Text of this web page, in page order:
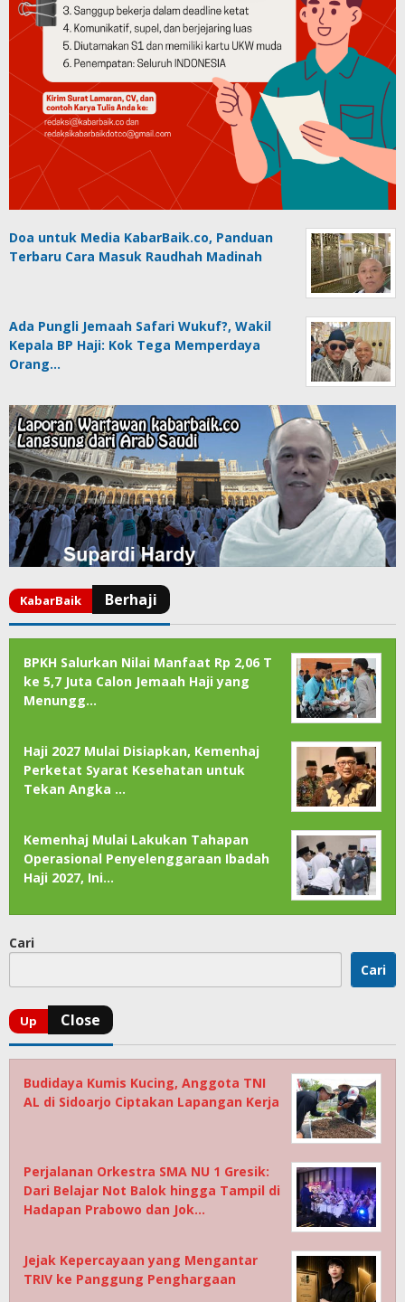
Doa untuk Media KabarBaik.co, Panduan
Terbaru Cara Masuk Raudhah Madinah
Ada Pungli Jemaah Safari Wukuf?, Wakil
Kepala BP Haji: Kok Tega Memperdaya
Orang…
BPKH Salurkan Nilai Manfaat Rp 2,06 T
ke 5,7 Juta Calon Jemaah Haji yang
Menungg…
Haji 2027 Mulai Disiapkan, Kemenhaj
Perketat Syarat Kesehatan untuk
Tekan Angka …
Kemenhaj Mulai Lakukan Tahapan
Operasional Penyelenggaraan Ibadah
Haji 2027, Ini…
Cari
Cari
Budidaya Kumis Kucing, Anggota TNI
AL di Sidoarjo Ciptakan Lapangan Kerja
Perjalanan Orkestra SMA NU 1 Gresik:
Dari Belajar Not Balok hingga Tampil di
Hadapan Prabowo dan Jok…
Jejak Kepercayaan yang Mengantar
TRIV ke Panggung Penghargaan